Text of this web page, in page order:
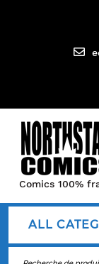
Comics 100%
ALL